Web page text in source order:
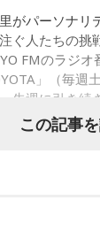
場者から田村
トを振り返り
かを聞いてい
死はすごく悲
ということを
がパーソナリ
ぐ人たちの挑
FMのラジオ
」（毎週
先週に引き続
んが登場！
杯）」でブラ
この記事